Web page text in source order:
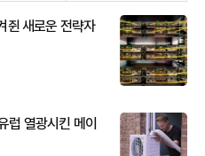
쥔 새로운 전략자
럽 열광시킨 메이